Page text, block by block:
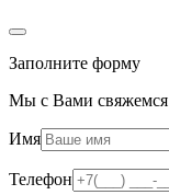
Заполните форму
Мы с Вами свяжемся
Имя
Телефон